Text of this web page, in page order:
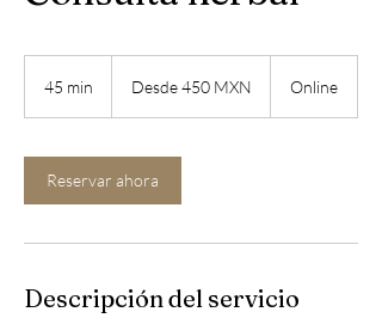
45 min
m
i
n
pesosDesde 450 MXN Online
Reservar ahora
Descripción del servicio